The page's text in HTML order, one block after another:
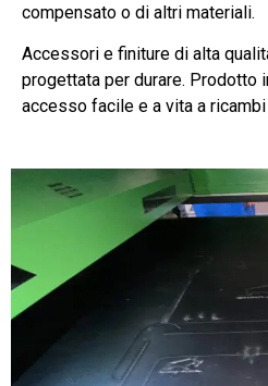
compensato o di altri materiali.
Accessori e finiture di alta
progettata per durare. Prodotto
accesso facile e a vita a